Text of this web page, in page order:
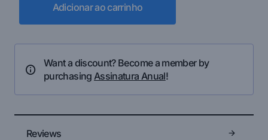
Adicionar ao carrinho
Want a discount? Become a member by
purchasing Assinatura Anual!
Reviews